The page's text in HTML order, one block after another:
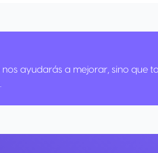
nos ayudarás a mejorar, sino que